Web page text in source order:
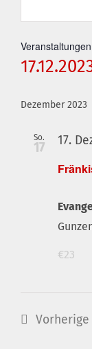
wählen.
Dezember 2023
So.
17 17.
€23
Vorherige